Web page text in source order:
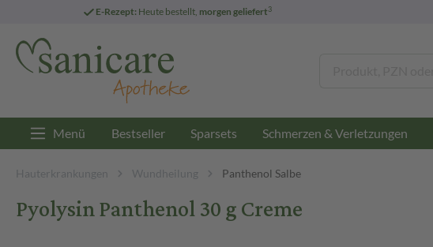
E-Rezept: Heute bestellt, morgen geliefert3
Menü Bestseller Sparsets Schmerzen & Verletzungen
Hauterkrankungen Wundheilung Panthenol Salbe
Pyolysin Panthenol 30 g Creme